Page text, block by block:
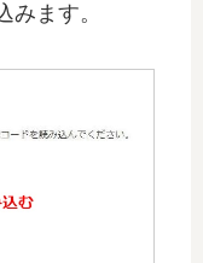
ます。